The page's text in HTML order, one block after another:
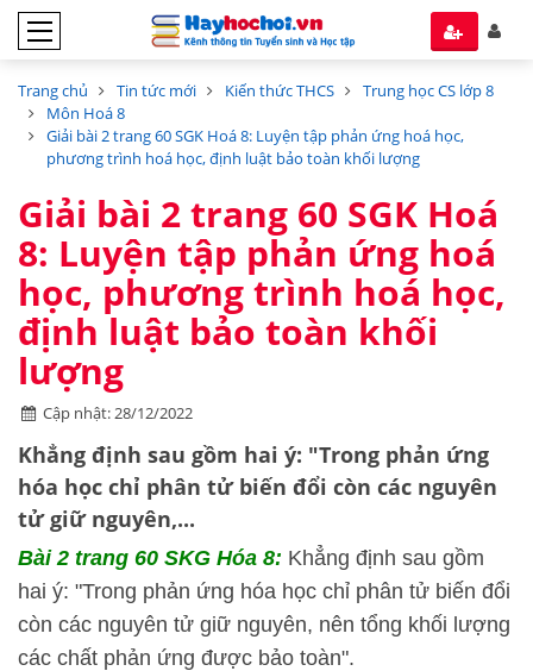
Trang chủ Tin tức mới Kiến thức THCS
Trung học CS lớp 8
Môn Hoá 8
Giải bài 2 trang 60 SGK Hoá 8: Luyện tập phản ứng hoá học,
phương trình hoá học, định luật bảo toàn khối lượng
Giải bài 2 trang 60 SGK Hoá
8: Luyện tập phản ứng hoá
học, phương trình hoá học,
định luật bảo toàn khối
lượng
Cập nhật: 28/12/2022
Khẳng định sau gồm hai ý: "Trong phản ứng
hóa học chỉ phân tử biến đổi còn các nguyên
tử giữ nguyên,...
Bài 2 trang 60 SKG Hóa 8: Khẳng định sau gồm
hai ý: "Trong phản ứng hóa học chỉ phân tử biến đổi
còn các nguyên tử giữ nguyên, nên tổng khối lượng
các chất phản ứng được bảo toàn".